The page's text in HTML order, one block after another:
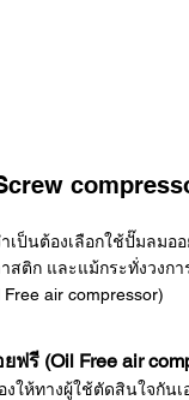
ต้องเลือกใช้ปั๊มลมออย
ติก และแม้กระทั่งวงก
air compressor)
รี (Oil Free air
ห้ทางผู้ใช้ตัดสินใจกันเ